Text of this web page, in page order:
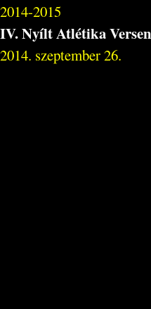
2014-2015
IV. Nyílt Atlétika
2014. szeptember 26.